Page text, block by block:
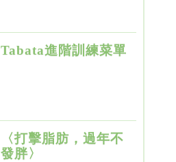
Tabata進階訓練菜單
〈打擊脂肪，過年不
發胖〉